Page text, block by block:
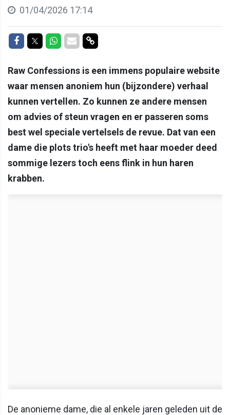
01/04/2026 17:14
Delen op Facebook
Delen op Twitter
Delen op Whatsapp
Delen via Mail
Delen via link
Raw Confessions is een immens populaire website
waar mensen anoniem hun (bijzondere) verhaal
kunnen vertellen. Zo kunnen ze andere mensen
om advies of steun vragen en er passeren soms
best wel speciale vertelsels de revue. Dat van een
dame die plots trio's heeft met haar moeder deed
sommige lezers toch eens flink in hun haren
krabben.
De anonieme dame, die al enkele jaren geleden uit de